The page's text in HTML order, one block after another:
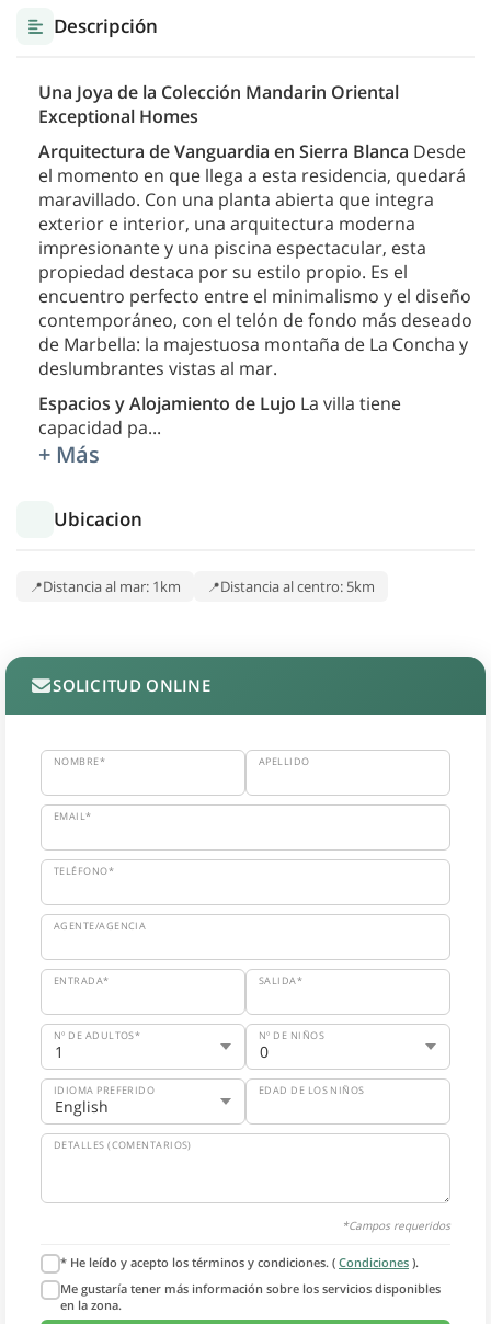
Descripción
Una Joya de la Colección Mandarin Oriental
Exceptional Homes
Arquitectura de Vanguardia en Sierra Blanca Desde
el momento en que llega a esta residencia, quedará
maravillado. Con una planta abierta que integra
exterior e interior, una arquitectura moderna
impresionante y una piscina espectacular, esta
propiedad destaca por su estilo propio. Es el
encuentro perfecto entre el minimalismo y el diseño
contemporáneo, con el telón de fondo más deseado
de Marbella: la majestuosa montaña de La Concha y
deslumbrantes vistas al mar.
Espacios y Alojamiento de Lujo La villa tiene
capacidad pa...
+ Más
Ubicacion
Distancia al mar: 1km Distancia al centro: 5km
SOLICITUD ONLINE
NOMBRE* APELLIDO
EMAIL*
TELÉFONO*
AGENTE/AGENCIA
ENTRADA* SALIDA*
Nº DE ADULTOS* Nº DE NIÑOS
IDIOMA PREFERIDO EDAD DE LOS NIÑOS
DETALLES (COMENTARIOS)
*Campos requeridos
* He leído y acepto los términos y condiciones. ( Condiciones ).
Me gustaría tener más información sobre los servicios disponibles
en la zona.